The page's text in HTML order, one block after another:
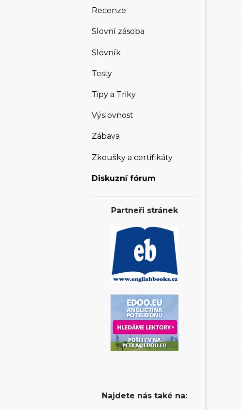
Recenze
Slovní zásoba
Slovník
Testy
Tipy a Triky
Výslovnost
Zábava
Zkoušky a certifikáty
Diskuzní fórum
Partneři stránek
Najdete nás také na: